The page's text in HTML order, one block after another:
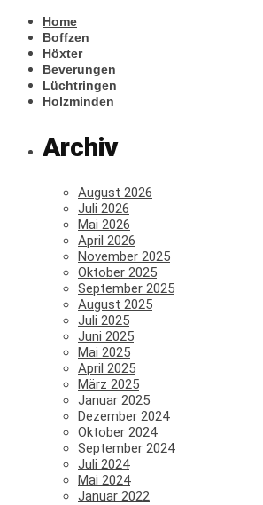
Home
Boffzen
Höxter
Beverungen
Lüchtringen
Holzminden
Archiv
August 2026
Juli 2026
Mai 2026
April 2026
November 2025
Oktober 2025
September 2025
August 2025
Juli 2025
Juni 2025
Mai 2025
April 2025
März 2025
Januar 2025
Dezember 2024
Oktober 2024
September 2024
Juli 2024
Mai 2024
Januar 2022